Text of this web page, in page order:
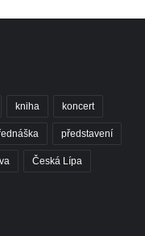
kniha koncert
představení
Česká Lípa